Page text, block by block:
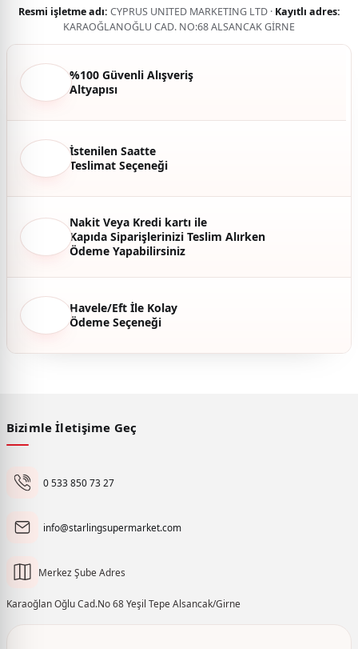
Resmi işletme adı: CYPRUS UNITED MARKETING LTD · Kayıtlı adres:
KARAOĞLANOĞLU CAD. NO:68 ALSANCAK GİRNE
%100 Güvenli Alışveriş
Altyapısı
İstenilen Saatte
Teslimat Seçeneği
Nakit Veya Kredi kartı ile
Kapıda Siparişlerinizi Teslim Alırken
Ödeme Yapabilirsiniz
Havele/Eft İle Kolay
Ödeme Seçeneği
Bizimle İletişime Geç
0 533 850 73 27
info@starlingsupermarket.com
Merkez Şube Adres
Karaoğlan Oğlu Cad.No 68 Yeşil Tepe Alsancak/Girne